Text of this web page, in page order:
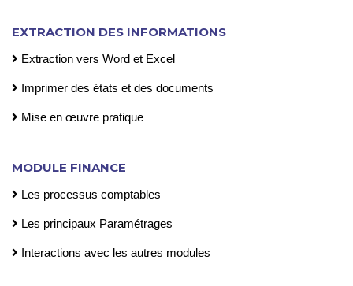
EXTRACTION DES INFORMATIONS
Extraction vers Word et Excel
Imprimer des états et des documents
Mise en œuvre pratique
MODULE FINANCE
Les processus comptables
Les principaux Paramétrages
Interactions avec les autres modules